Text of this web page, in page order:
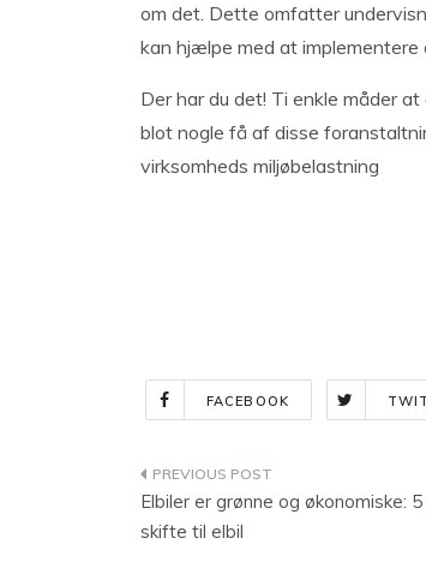
om det. Dette omfatter
kan hjælpe med at implementere
Der har du det! Ti enkle måder
blot nogle få af disse
virksomheds miljøbelastning
FACEBOOK
Indlægsnavigation
Elbiler er grønne og økonomiske:
skifte til elbil